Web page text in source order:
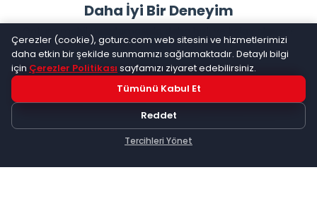
Sosyal Medya
Mobil Uygulamalarımız
Daha İyi Bir Deneyim
Goturc mobil uygulamasıyla daha hızlı ve kolay alışveriş
yapın
Hemen Dene!
Uygulama yüklüyse açılacak, değilseGoogle Play'e
yönlendirileceksiniz
Çerezler (cookie), goturc.com web sitesini ve hizmetlerimizi
daha etkin bir şekilde sunmamızı sağlamaktadır. Detaylı bilgi
için Çerezler Politikası sayfamızı ziyaret edebilirsiniz.
Tümünü Kabul Et
Reddet
Tercihleri Yönet